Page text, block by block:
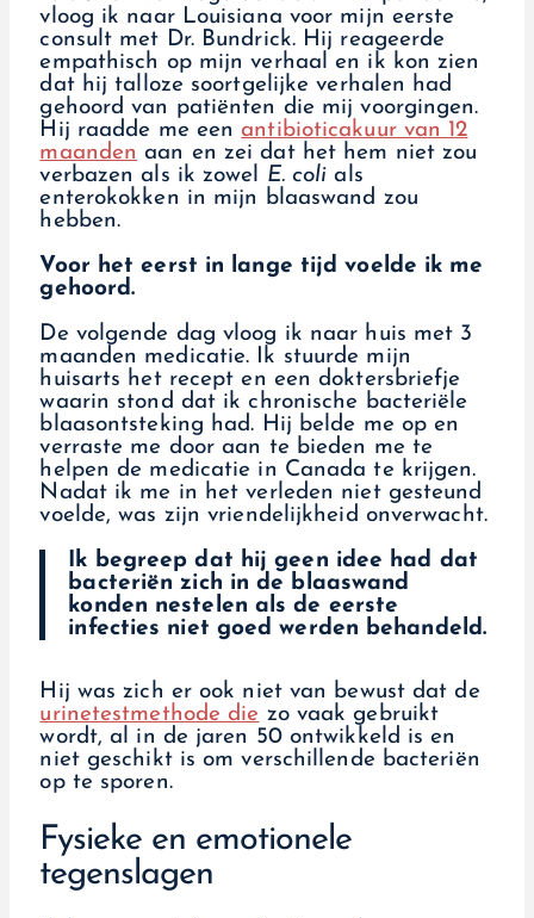
vloog ik naar Louisiana voor mijn eerste
consult met Dr. Bundrick. Hij reageerde
empathisch op mijn verhaal en ik kon zien
dat hij talloze soortgelijke verhalen had
gehoord van patiënten die mij voorgingen.
Hij raadde me een antibioticakuur van 12
maanden aan en zei dat het hem niet zou
verbazen als ik zowel E. coli als
enterokokken in mijn blaaswand zou
hebben.
Voor het eerst in lange tijd voelde ik me
gehoord.
De volgende dag vloog ik naar huis met 3
maanden medicatie. Ik stuurde mijn
huisarts het recept en een doktersbriefje
waarin stond dat ik chronische bacteriële
blaasontsteking had. Hij belde me op en
verraste me door aan te bieden me te
helpen de medicatie in Canada te krijgen.
Nadat ik me in het verleden niet gesteund
voelde, was zijn vriendelijkheid onverwacht.
Ik begreep dat hij geen idee had dat
bacteriën zich in de blaaswand
konden nestelen als de eerste
infecties niet goed werden behandeld.
Hij was zich er ook niet van bewust dat de
urinetestmethode die zo vaak gebruikt
wordt, al in de jaren 50 ontwikkeld is en
niet geschikt is om verschillende bacteriën
op te sporen.
Fysieke en emotionele
tegenslagen